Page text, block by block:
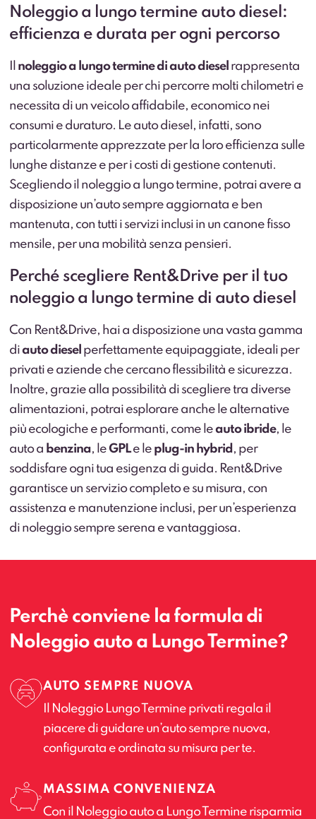
Noleggio a lungo termine auto diesel:
efficienza e durata per ogni percorso
noleggio a lungo termine di auto diesel rappresenta
una soluzione ideale per chi percorre molti chilometri e
necessita di un veicolo affidabile, economico nei
consumi e duraturo. Le auto diesel, infatti, sono
particolarmente apprezzate per la loro efficienza sulle
lunghe distanze e per i costi di gestione contenuti.
Scegliendo il noleggio a lungo termine, potrai avere a
disposizione un’auto sempre aggiornata e ben
mantenuta, con tutti i servizi inclusi in un canone fisso
mensile, per una mobilità senza pensieri.
Perché scegliere Rent&Drive per il tuo
noleggio a lungo termine di auto diesel
Con Rent&Drive, hai a disposizione una vasta gamma
diauto diesel perfettamente equipaggiate, ideali per
privati e aziende che cercano flessibilità e sicurezza.
Inoltre, grazie alla possibilità di scegliere tra diverse
alimentazioni, potrai esplorare anche le alternative
più ecologiche e performanti, come leauto ibride, le
auto a benzina, leGPLe le plug-in hybrid , per
soddisfare ogni tua esigenza di guida. Rent&Drive
garantisce un servizio completo e su misura, con
assistenza e manutenzione inclusi, per un’esperienza
di noleggio sempre serena e vantaggiosa.
Perchè conviene la formula di
Noleggio auto a Lungo Termine?
AUTO SEMPRE NUOVA
Il Noleggio Lungo Termine privati regala il
piacere di guidare un’auto sempre nuova,
configurata e ordinata su misura per te.
MASSIMA CONVENIENZA
Con il Noleggio auto a Lungo Termine risparmia